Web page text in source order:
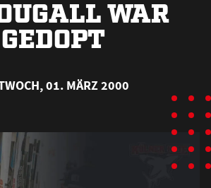
WAR
GEDOPT
01. MÄRZ 2000